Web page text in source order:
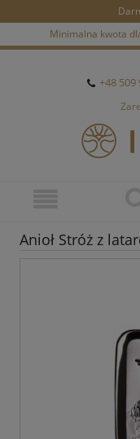
Minimalna kwota
+48 509
Anioł Stróż z